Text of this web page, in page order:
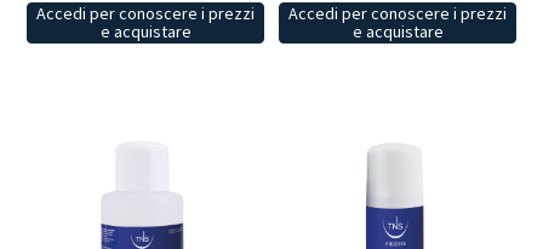
Accedi per conoscere i prezzi
e acquistare
Accedi per conoscere i prezzi
e acquistare